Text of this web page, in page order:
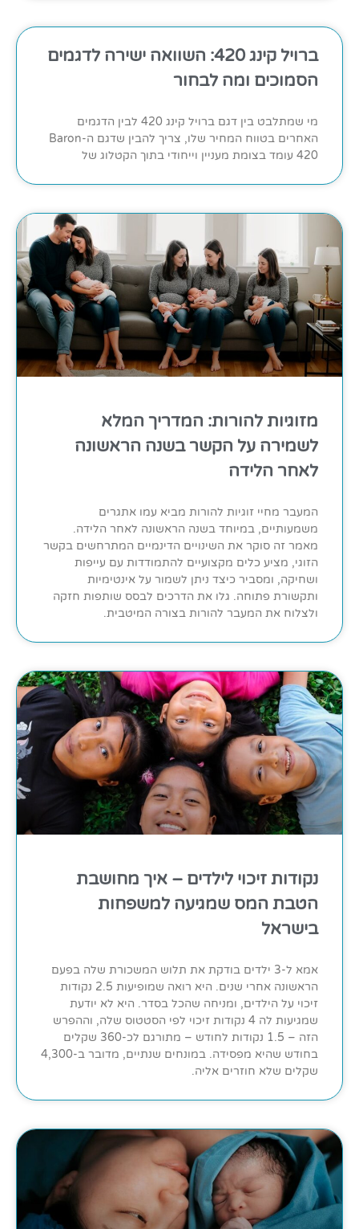
ברויל קינג 420: השוואה ישירה לדגמים
הסמוכים ומה לבחור
מי שמתלבט בין דגם ברויל קינג 420 לבין הדגמים
האחרים בטווח המחיר שלו, צריך להבין שדגם ה-Baron
420 עומד בצומת מעניין וייחודי בתוך הקטלוג של
מזוגיות להורות: המדריך המלא
לשמירה על הקשר בשנה הראשונה
לאחר הלידה
המעבר מחיי זוגיות להורות מביא עמו אתגרים
משמעותיים, במיוחד בשנה הראשונה לאחר הלידה.
מאמר זה סוקר את השינויים הדינמיים המתרחשים בקשר
הזוגי, מציע כלים מקצועיים להתמודדות עם עייפות
ושחיקה, ומסביר כיצד ניתן לשמור על אינטימיות
ותקשורת פתוחה. גלו את הדרכים לבסס שותפות חזקה
ולצלוח את המעבר להורות בצורה המיטבית.
נקודות זיכוי לילדים – איך מחושבת
הטבת המס שמגיעה למשפחות
בישראל
אמא ל-3 ילדים בודקת את תלוש המשכורת שלה בפעם
הראשונה אחרי שנים. היא רואה שמופיעות 2.5 נקודות
זיכוי על הילדים, ומניחה שהכל בסדר. היא לא יודעת
שמגיעות לה 4 נקודות זיכוי לפי הסטטוס שלה, וההפרש
הזה – 1.5 נקודות לחודש – מתורגם לכ-360 שקלים
בחודש שהיא מפסידה. במונחים שנתיים, מדובר ב-4,300
שקלים שלא חוזרים אליה.